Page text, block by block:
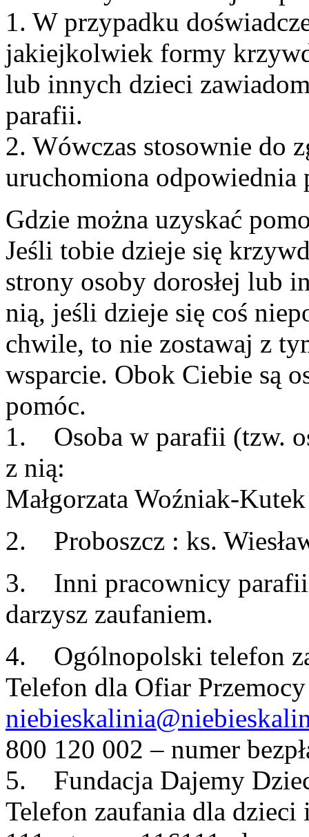
1. W przypadku
jakiejkolwiek formy
lub innych dzieci
parafii.
2. Wówczas stosownie do
uruchomiona odpowiednia
Gdzie można uzyskać
Jeśli tobie dzieje się
strony osoby dorosłej lub
nią, jeśli dzieje się coś
chwile, to nie zostawaj z
wsparcie. Obok Ciebie są
pomóc.
1. Osoba w parafii (tzw.
z nią:
Małgorzata Woźniak-
2. Proboszcz : ks.
3. Inni pracownicy parafii
darzysz zaufaniem.
4. Ogólnopolski telefon
Telefon dla Ofiar
800 120 002 – numer
5. Fundacja Dajemy
Telefon zaufania dla dzieci